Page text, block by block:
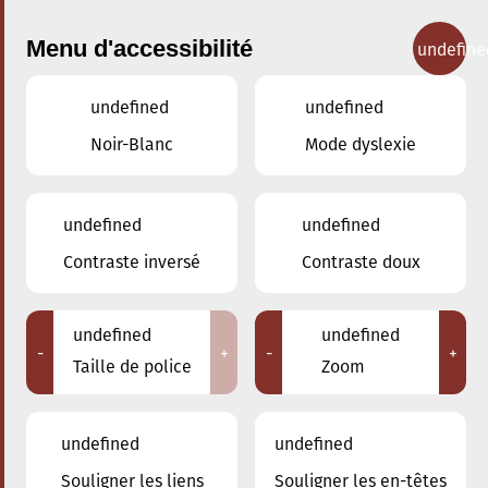
Concerts
Adresse
Menu d'accessibilité
undefined
Noir-Blanc
undefined
Mode dyslexie
undefined
Contraste inversé
undefined
Contraste doux
-
undefined
Taille de police
+ -
undefined
Zoom
+
undefined
Souligner les liens
undefined
Souligner les en-têtes